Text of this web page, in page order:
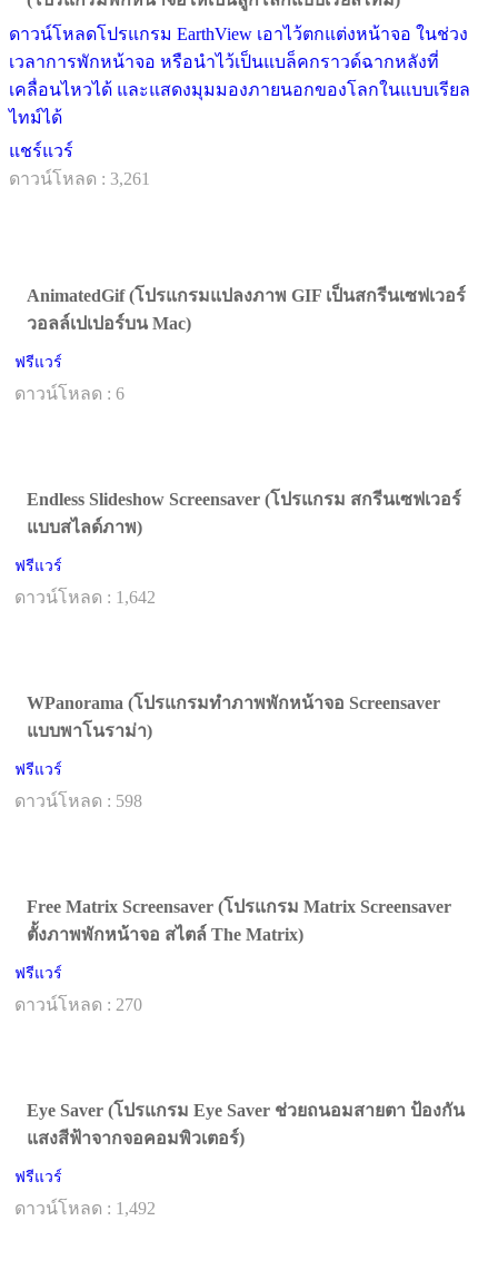
ดาวน์โหลดโปรแกรม EarthView เอาไว้ตกแต่งหน้าจอ ในช่วง
เวลาการพักหน้าจอ หรือนำไว้เป็นแบล็คกราวด์ฉากหลังที่
เคลื่อนไหวได้ และแสดงมุมมองภายนอกของโลกในแบบเรียล
ไทม์ได้
แชร์แวร์
ดาวน์โหลด : 3,261
AnimatedGif (โปรแกรมแปลงภาพ GIF เป็นสกรีนเซฟเวอร์
วอลล์เปเปอร์บน Mac)
ฟรีแวร์
ดาวน์โหลด : 6
Endless Slideshow Screensaver (โปรแกรม สกรีนเซฟเวอร์
แบบสไลด์ภาพ)
ฟรีแวร์
ดาวน์โหลด : 1,642
WPanorama (โปรแกรมทำภาพพักหน้าจอ Screensaver
แบบพาโนราม่า)
ฟรีแวร์
ดาวน์โหลด : 598
Free Matrix Screensaver (โปรแกรม Matrix Screensaver
ตั้งภาพพักหน้าจอ สไตล์ The Matrix)
ฟรีแวร์
ดาวน์โหลด : 270
Eye Saver (โปรแกรม Eye Saver ช่วยถนอมสายตา ป้องกัน
แสงสีฟ้าจากจอคอมพิวเตอร์)
ฟรีแวร์
ดาวน์โหลด : 1,492